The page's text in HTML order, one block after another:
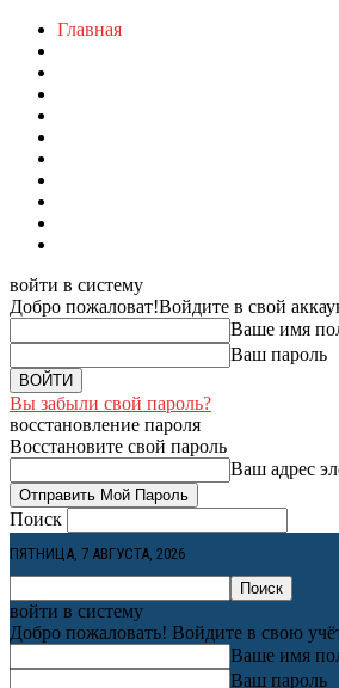
Главная
войти в систему
Добро пожаловат!Войдите в свой
Ваше имя
Ваш пароль
Вы забыли свой пароль?
восстановление пароля
Восстановите свой пароль
Ваш адрес
Поиск
ПЯТНИЦА, 7 АВГУСТА, 2026
войти в систему
Добро пожаловать! Войдите в свою
Ваше имя
Ваш пароль